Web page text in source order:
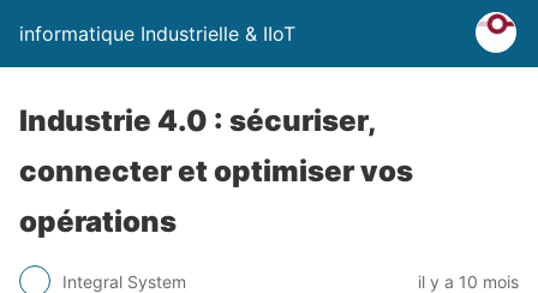
informatique Industrielle & IIoT
Industrie 4.0 : sécuriser,
connecter et optimiser vos
opérations
Integral System il y a 10 mois